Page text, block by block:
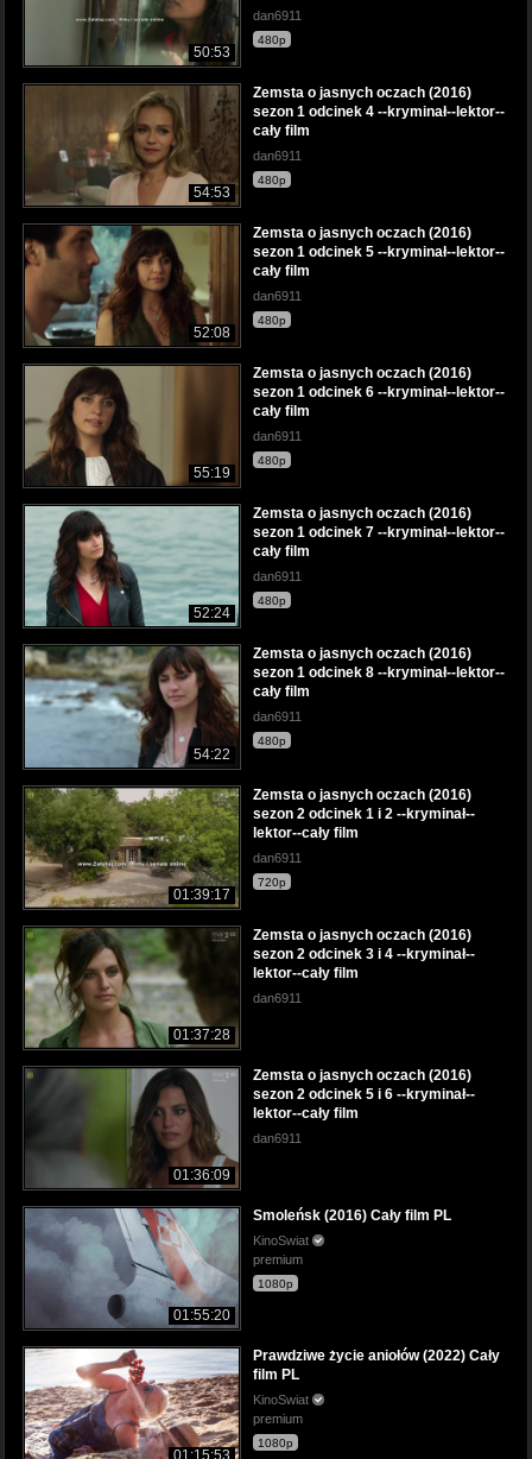
50:53
dan6911
480p
54:53
Zemsta o jasnych oczach (2016)
sezon 1 odcinek 4 --kryminał--lektor--
cały film
dan6911
480p
52:08
Zemsta o jasnych oczach (2016)
sezon 1 odcinek 5 --kryminał--lektor--
cały film
dan6911
480p
55:19
Zemsta o jasnych oczach (2016)
sezon 1 odcinek 6 --kryminał--lektor--
cały film
dan6911
480p
52:24
Zemsta o jasnych oczach (2016)
sezon 1 odcinek 7 --kryminał--lektor--
cały film
dan6911
480p
54:22
Zemsta o jasnych oczach (2016)
sezon 1 odcinek 8 --kryminał--lektor--
cały film
dan6911
480p
01:39:17
Zemsta o jasnych oczach (2016)
sezon 2 odcinek 1 i 2 --kryminał--
lektor--cały film
dan6911
720p
01:37:28
Zemsta o jasnych oczach (2016)
sezon 2 odcinek 3 i 4 --kryminał--
lektor--cały film
dan6911
01:36:09
Zemsta o jasnych oczach (2016)
sezon 2 odcinek 5 i 6 --kryminał--
lektor--cały film
dan6911
01:55:20
Smoleńsk (2016) Cały film PL
KinoSwiat
premium
1080p
Prawdziwe życie aniołów (2022) Cały
film PL
KinoSwiat
premium
1080p